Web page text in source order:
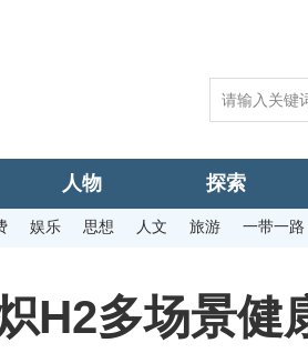
人物 探索
娱乐 思想 人文 旅游 一带一路
H2多场景健